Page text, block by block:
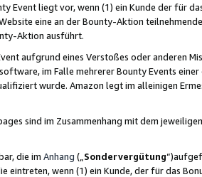
Event liegt vor, wenn (1) ein Kunde der für
eine an der Bounty-Aktion
Aktion ausführt.
aufgrund eines Verstoßes oder anderen
im Falle mehrerer Bounty Events
wurde. Amazon legt im alleinigen
sind im Zusammenhang mit dem
die im Anhang („ Sondervergütung
eintreten, wenn (1) ein Kunde, der für das